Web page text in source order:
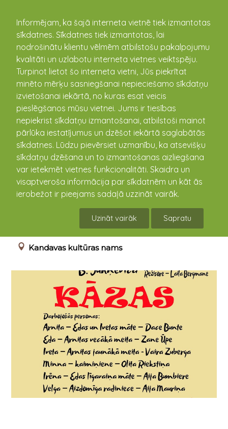
Informējam, ka šajā interneta vietnē tiek izmantotas
sīkdatnes. Sīkdatnes tiek izmantotas, lai
nodrošinātu klientu vēlmēm atbilstošu pakalpojumu
kvalitāti un uzlabotu interneta vietnes veiktspēju.
Turpinot lietot šo interneta vietni, Jūs piekrītat
minēto mērķu sasniegšanai nepieciešamo sīkdatņu
izvietošanai iekārtā, no kuras esat veicis
pieslēgšanos mūsu vietnei. Jums ir tiesības
nepiekrist sīkdatņu izmantošanai, atbilstoši mainot
pārlūka iestatījumus un dzēšot iekārtā saglabātās
sīkdatnes. Lūdzu pievērsiet uzmanību, ka atsevišķu
sīkdatņu dzēšana un to izmantošanas aizliegšana
var ietekmēt vietnes funkcionalitāti. Skaidra un
visaptveroša informācija par sīkdatnēm un kāt ās
ierobežot ir pieejams sadaļā uzzināt vairāk.
Uzināt vairāk Sapratu
kandava.lv
PASĀKUMU
KALENDĀRS
Vandzenes TN Izrāde "Kāzas"
Kandavas kultūras nams